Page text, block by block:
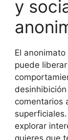
y
El
puede
comentarios
explorar
quieres que